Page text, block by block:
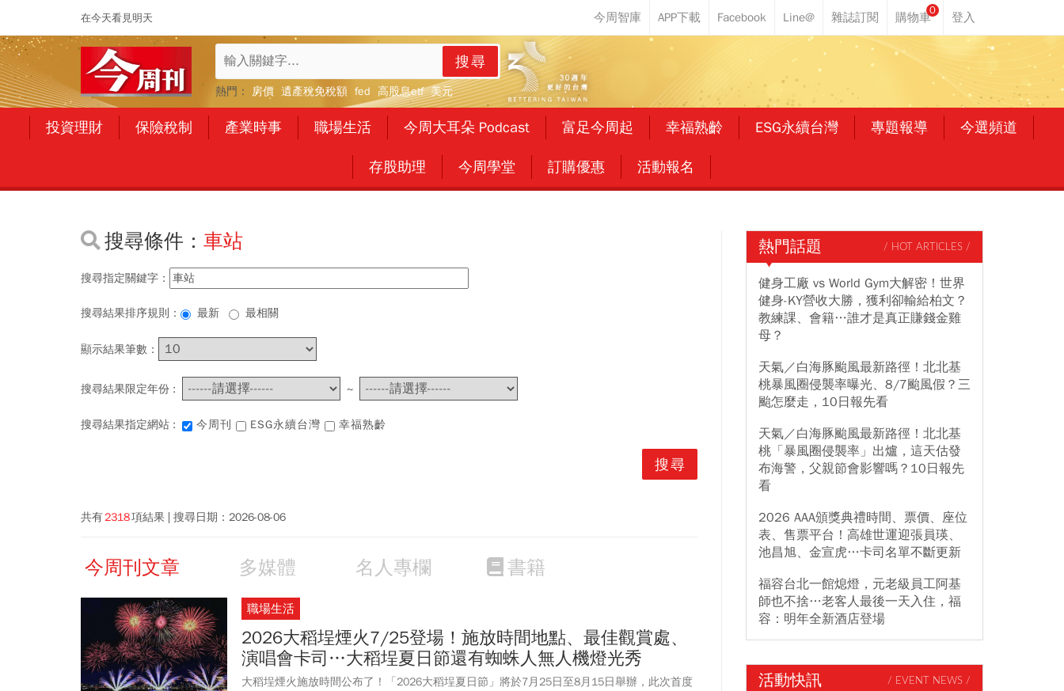
在今天看見明天
0
搜尋
熱門： 房價 遺產稅免稅額 fed 高股息etf 美元
投資理財 保險稅制 產業時事 職場生活 今周大耳朵 Podcast 富足今周起 幸福熟齡 ESG永續台灣 專題報導 今選頻道
存股助理 今周學堂 訂購優惠 活動報名
搜尋條件： 車站
搜尋指定關鍵字：
搜尋結果排序規則： 最新 最相關
顯示結果筆數：
搜尋結果限定年份 : ~
搜尋結果指定網站 : 今周刊 ESG永續台灣 幸福熟齡
共有2318項結果 搜尋日期： 2026-08-06
今周刊文章 多媒體 名人專欄 書籍
職場生活
2026大稻埕煙火7/25登場！施放時間地點、最佳觀賞處、
演唱會卡司…大稻埕夏日節還有蜘蛛人無人機燈光秀
大稻埕煙火施放時間公布了！「2026大稻埕夏日節」將於7月25日至8月15日舉辦，此次首度
熱門話題 / HOT ARTICLES /
健身工廠 vs World Gym大解密！世界
健身-KY營收大勝，獲利卻輸給柏文？
教練課、會籍…誰才是真正賺錢金雞
母？
天氣／白海豚颱風最新路徑！北北基
桃暴風圈侵襲率曝光、8/7颱風假？三
颱怎麼走，10日報先看
天氣／白海豚颱風最新路徑！北北基
桃「暴風圈侵襲率」出爐，這天估發
布海警，父親節會影響嗎？10日報先
看
2026 AAA頒獎典禮時間、票價、座位
表、售票平台！高雄世運迎張員瑛、
池昌旭、金宣虎…卡司名單不斷更新
福容台北一館熄燈，元老級員工阿基
師也不捨…老客人最後一天入住，福
容：明年全新酒店登場
活動快訊 / EVENT NEWS /